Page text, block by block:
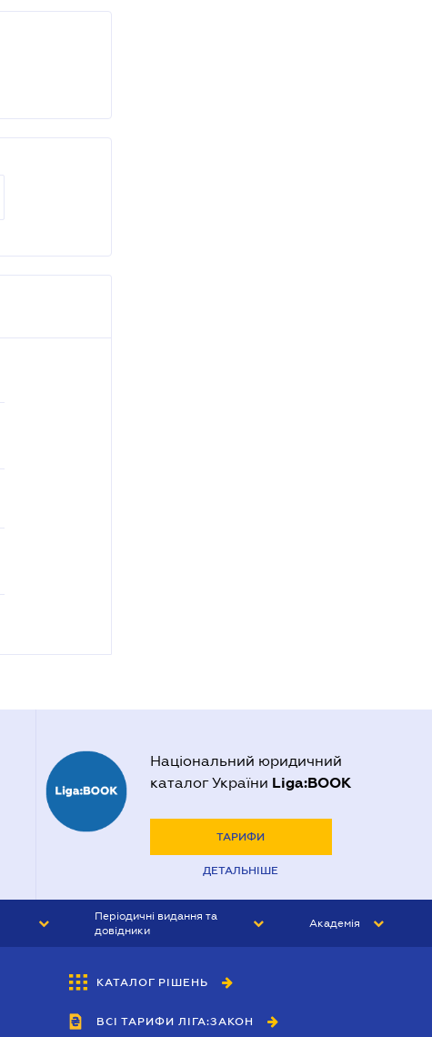
Національний юридичний
каталог України Liga:BOOK
ТАРИФИ
ДЕТАЛЬНІШЕ
Періодичні видання та
довідники
БУХГАЛТЕР&ЗАКОН
ВІСНИК МСФЗ
Академія
КАТАЛОГ РІШЕНЬ
ВСІ ТАРИФИ ЛІГА:ЗАКОН